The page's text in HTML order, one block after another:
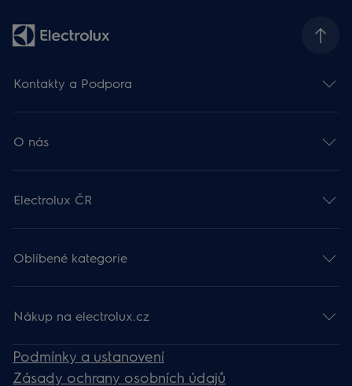
Kontakty a Podpora
O nás
Electrolux ČR
Oblíbené kategorie
Nákup na electrolux.cz
Podmínky a ustanovení
Zásady ochrany osobních údajů